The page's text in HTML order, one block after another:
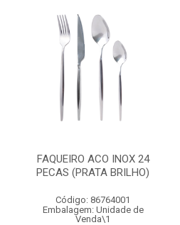
FAQUEIRO ACO INOX 24
PECAS (PRATA BRILHO)
Código: 86764001
Embalagem: Unidade de
Venda\1